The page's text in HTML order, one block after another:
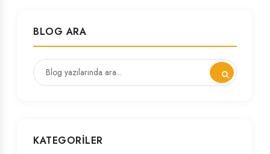
BLOG ARA
KATEGORILER